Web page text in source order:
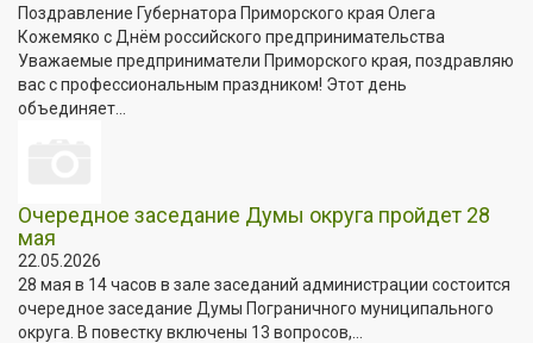
Поздравление Губернатора Приморского края Олега
Кожемяко с Днём российского предпринимательства
Уважаемые предприниматели Приморского края, поздравляю
вас с профессиональным праздником! Этот день
объединяет...
Очередное заседание Думы округа пройдет 28
мая
22.05.2026
28 мая в 14 часов в зале заседаний администрации состоится
очередное заседание Думы Пограничного муниципального
округа. В повестку включены 13 вопросов,...